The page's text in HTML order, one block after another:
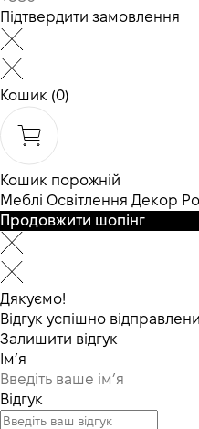
Підтвердити замовлення
Кошик (0)
Кошик порожній
Меблі Освітлення Декор
Продовжити шопінг
Дякуємо!
Відгук успішно
Залишити відгук
Ім’я
Відгук